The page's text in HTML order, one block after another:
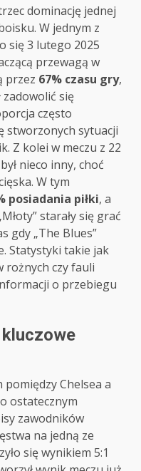
dominację jednej
W jednym z
się 3 lutego 2025
przewagą w
przez 67% czasu gry,
zadowolić się
często
stworzonych sytuacji
Z kolei w meczu z 22
nieco inny, choć
W tym
posiadania piłki, a
starały się grać
gdy „The Blues”
Statystyki takie jak
rożnych czy fauli
o przebiegu
pomiędzy Chelsea a
ostatecznym
zawodników
na jedną ze
się wynikiem 5:1